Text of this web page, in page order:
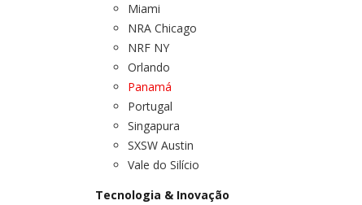
Miami
NRA Chicago
NRF NY
Orlando
Panamá
Portugal
Singapura
SXSW Austin
Vale do Silício
Tecnologia & Inovação